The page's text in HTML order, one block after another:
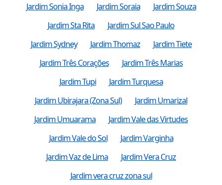
Jardim Sonia Inga
Jardim Soraia
Jardim Souza
Jardim Sta Rita
Jardim Sul Sao Paulo
Jardim Sydney
Jardim Thomaz
Jardim Tiete
Jardim Três Corações
Jardim Três Marias
Jardim Tupi
Jardim Turquesa
Jardim Ubirajara (Zona Sul)
Jardim Umarizal
Jardim Umuarama
Jardim Vale das Virtudes
Jardim Vale do Sol
Jardim Varginha
Jardim Vaz de Lima
Jardim Vera Cruz
Jardim vera cruz zona sul